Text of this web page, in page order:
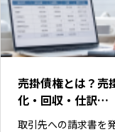
売掛債権とは？売
化・回収・仕訳…
取引先への請求書を